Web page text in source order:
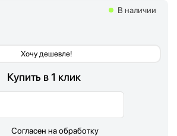
Хочу дешевле!
В наличии
Купить в 1 клик
Согласен на обработку